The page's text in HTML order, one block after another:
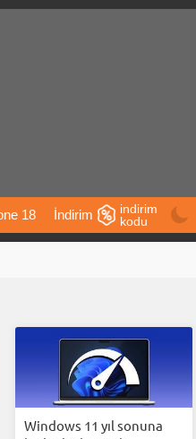
18 İndirim
indirim
kodu
Windows 11 yıl sonuna